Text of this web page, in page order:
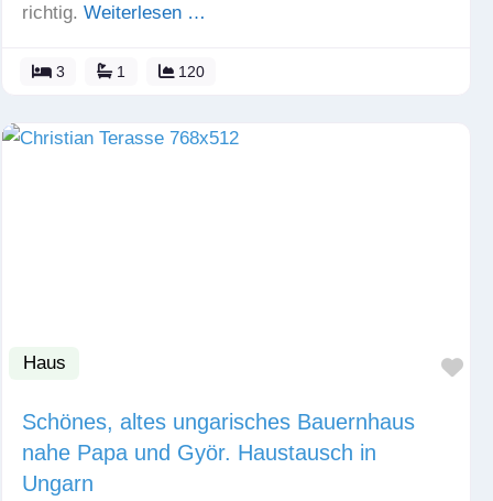
richtig. Weiterlesen …
3 1 120
Haus
Schönes, altes ungarisches Bauernhaus
nahe Papa und Györ. Haustausch in
Ungarn